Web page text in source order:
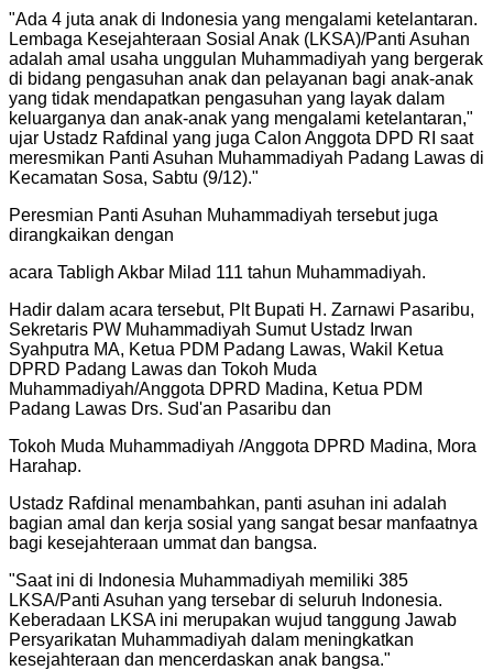
"Ada 4 juta anak di Indonesia yang mengalami ketelantaran.
Lembaga Kesejahteraan Sosial Anak (LKSA)/Panti Asuhan
adalah amal usaha unggulan Muhammadiyah yang bergerak
di bidang pengasuhan anak dan pelayanan bagi anak-anak
yang tidak mendapatkan pengasuhan yang layak dalam
keluarganya dan anak-anak yang mengalami ketelantaran,"
ujar Ustadz Rafdinal yang juga Calon Anggota DPD RI saat
meresmikan Panti Asuhan Muhammadiyah Padang Lawas di
Kecamatan Sosa, Sabtu (9/12)."
Peresmian Panti Asuhan Muhammadiyah tersebut juga
dirangkaikan dengan
acara Tabligh Akbar Milad 111 tahun Muhammadiyah.
Hadir dalam acara tersebut, Plt Bupati H. Zarnawi Pasaribu,
Sekretaris PW Muhammadiyah Sumut Ustadz Irwan
Syahputra MA, Ketua PDM Padang Lawas, Wakil Ketua
DPRD Padang Lawas dan Tokoh Muda
Muhammadiyah/Anggota DPRD Madina, Ketua PDM
Padang Lawas Drs. Sud'an Pasaribu dan
Tokoh Muda Muhammadiyah /Anggota DPRD Madina, Mora
Harahap.
Ustadz Rafdinal menambahkan, panti asuhan ini adalah
bagian amal dan kerja sosial yang sangat besar manfaatnya
bagi kesejahteraan ummat dan bangsa.
"Saat ini di Indonesia Muhammadiyah memiliki 385
LKSA/Panti Asuhan yang tersebar di seluruh Indonesia.
Keberadaan LKSA ini merupakan wujud tanggung Jawab
Persyarikatan Muhammadiyah dalam meningkatkan
kesejahteraan dan mencerdaskan anak bangsa."